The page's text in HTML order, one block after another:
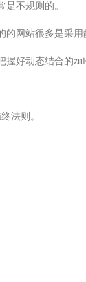
不规则的。
网站很多是采
好动态结合的
法则。